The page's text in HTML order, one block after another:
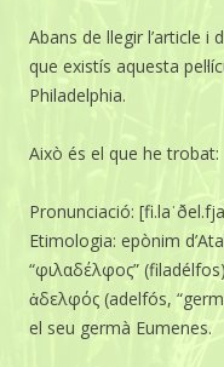
Abans de llegir l’article i
que existís aquesta
Philadelphia.
Això és el que he trobat:
Pronunciació:
Etimologia: epònim
“φιλαδέλφος”
ἀδελφός (adelfós,
el seu germà Eumenes.